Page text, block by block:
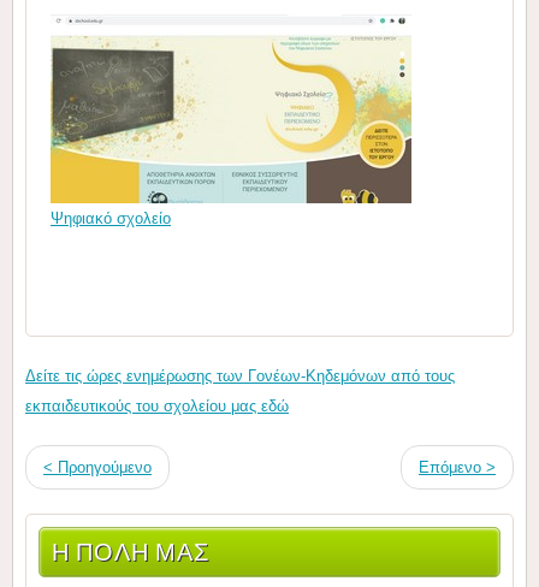
Ψηφιακό σχολείο
Δείτε τις ώρες ενημέρωσης των Γονέων-Κηδεμόνων από τους
εκπαιδευτικούς του σχολείου μας εδώ
< Προηγούμενο Επόμενο >
Η ΠΟΛΗ ΜΑΣ